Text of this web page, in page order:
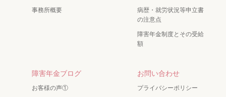
事務所概要
病歴・就労状況等申立書
の注意点
障害年金制度とその受給
額
障害年金ブログ
お客様の声①
お問い合わせ
プライバシーポリシー